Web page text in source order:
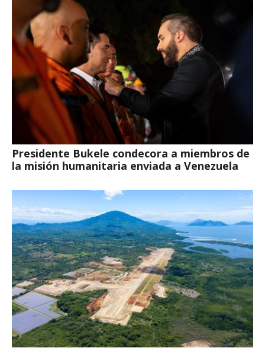
Presidente Bukele condecora a miembros de
la misión humanitaria enviada a Venezuela